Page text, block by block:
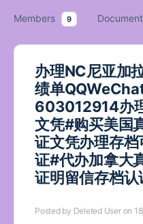
Members 9
办理NC尼亚加
绩单
603012914办
文凭#购买美国
证文凭办理存档
证#代办加拿大
证明留信存档认
Posted by Deleted User on